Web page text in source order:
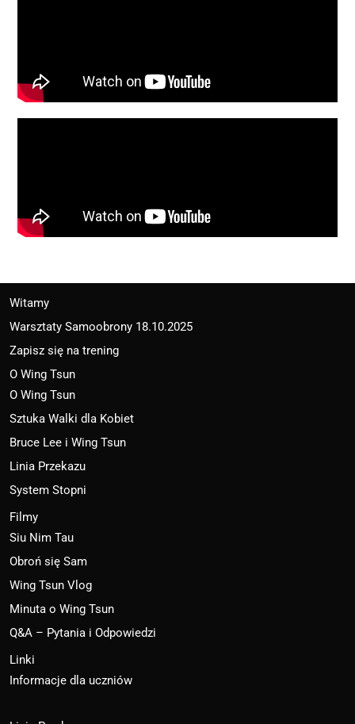
Witamy
Warsztaty Samoobrony 18.10.2025
Zapisz się na trening
O Wing Tsun
O Wing Tsun
Sztuka Walki dla Kobiet
Bruce Lee i Wing Tsun
Linia Przekazu
System Stopni
Filmy
Siu Nim Tau
Obroń się Sam
Wing Tsun Vlog
Minuta o Wing Tsun
Q&A – Pytania i Odpowiedzi
Linki
Informacje dla uczniów